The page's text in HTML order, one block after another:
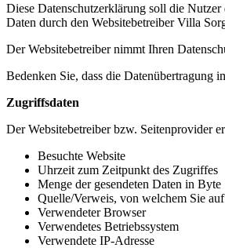
Diese Datenschutzerklärung soll die
Daten durch den Websitebetreiber Villa
Der Websitebetreiber nimmt Ihren
Bedenken Sie, dass die Datenübertragung
Zugriffsdaten
Der Websitebetreiber bzw. Seitenprovider
Besuchte Website
Uhrzeit zum Zeitpunkt des Zugriffes
Menge der gesendeten Daten in Byte
Quelle/Verweis, von welchem Sie
Verwendeter Browser
Verwendetes Betriebssystem
Verwendete IP-Adresse